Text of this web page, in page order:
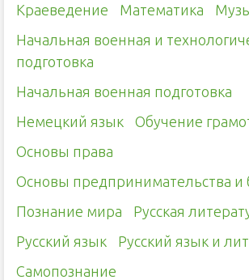
Краеведение
Математика
Начальная военная и
подготовка
Начальная военная подготовка
Немецкий язык
Обучение
Основы права
Основы предпринимательства и
Познание мира
Русская
Русский язык
Русский язык и
Самопознание